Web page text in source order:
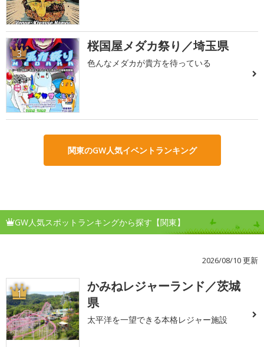
3 桜国屋メダカ祭り／埼玉県
色んなメダカが貴方を待っている
関東のGW人気イベントランキング
GW人気スポットランキングから探す【関東】
2026/08/10 更新
1
かみねレジャーランド／茨城
県
太平洋を一望できる本格レジャー施設